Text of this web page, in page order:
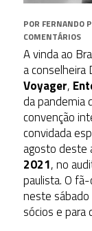
POR FERNANDO
COMENTÁRIOS
A vinda ao
a conselheira
Voyager,
da pandemia
convenção
convidada
agosto deste
2021, no
paulista. O
neste
sócios e para